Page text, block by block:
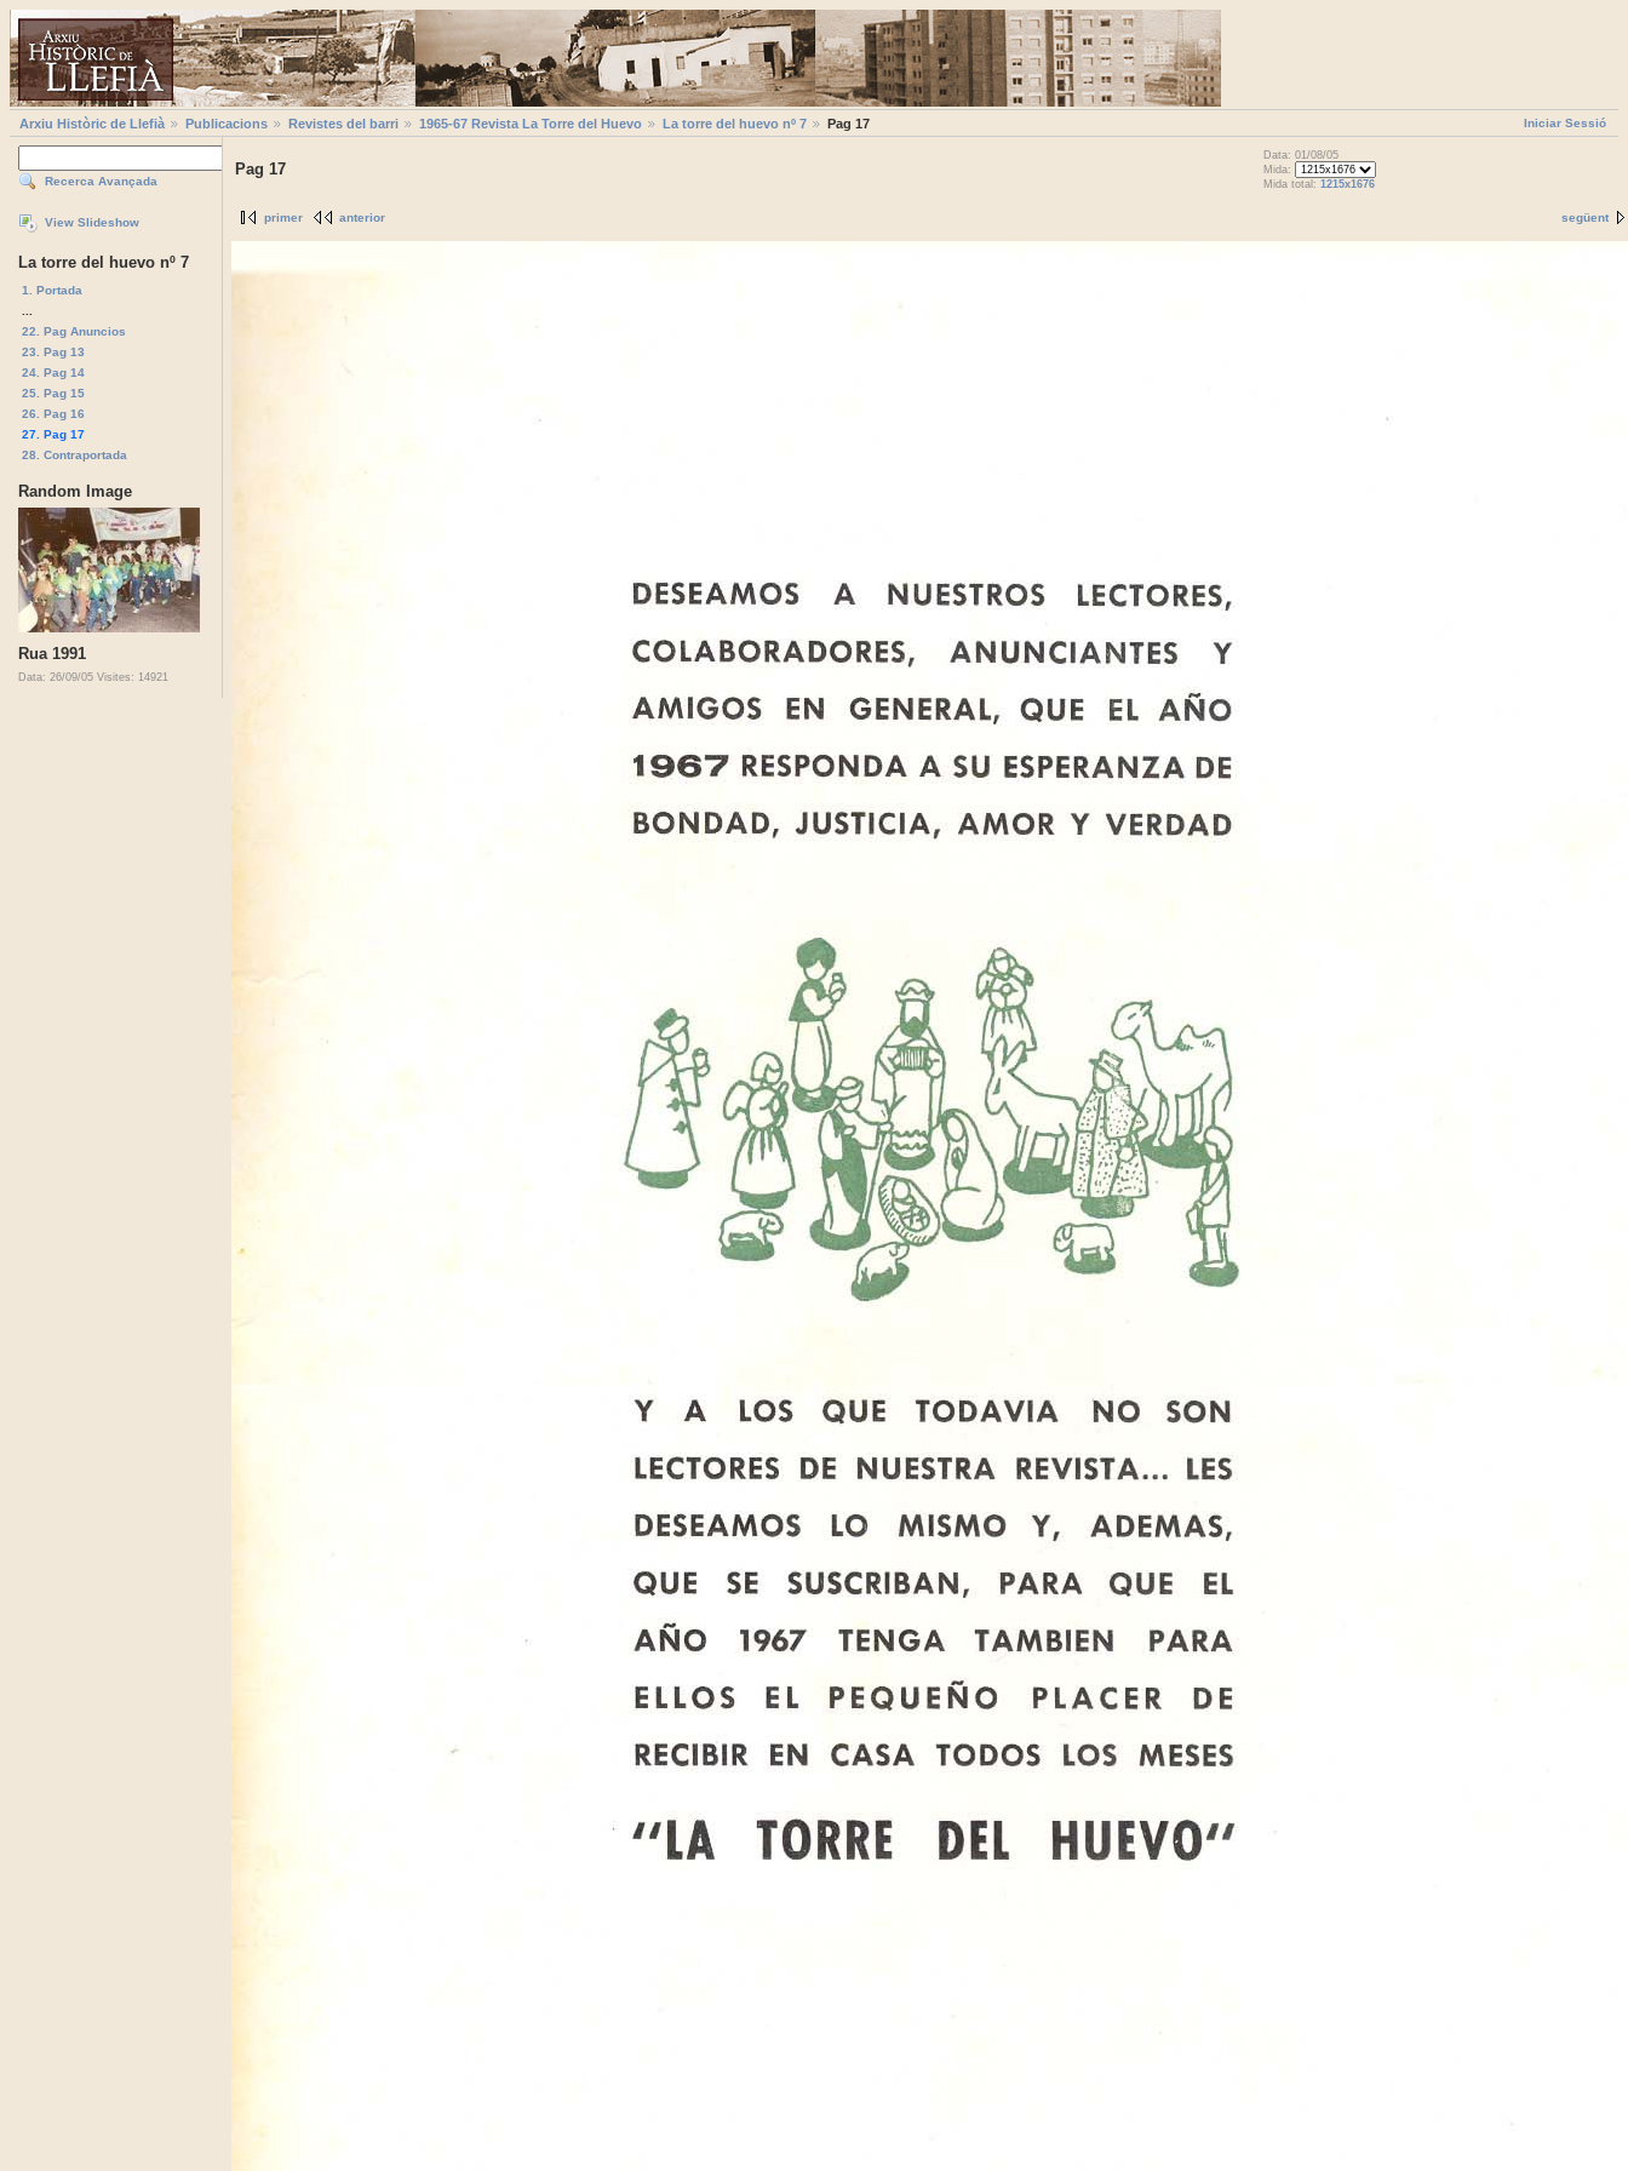
Iniciar Sessió
Arxiu Històric de Llefià Publicacions Revistes del barri 1965-67 Revista La Torre del Huevo La torre del huevo nº 7 Pag 17
Recerca Avançada
View Slideshow
La torre del huevo nº 7
1. Portada
22. Pag Anuncios
23. Pag 13
24. Pag 14
25. Pag 15
26. Pag 16
27. Pag 17
28. Contraportada
Random Image
Rua 1991
Data: 26/09/05 Visites: 14921
Pag 17
Data: 01/08/05
Mida:
Mida total: 1215x1676
següent
primer anterior